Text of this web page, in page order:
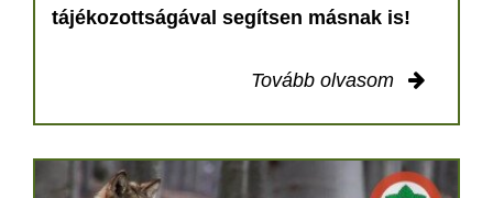
tájékozottságával segítsen másnak is!
Tovább olvasom